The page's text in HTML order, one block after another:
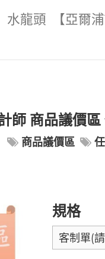
水龍頭️ 【亞爾
師 商品議價區
商品議價區
規格
客制單(